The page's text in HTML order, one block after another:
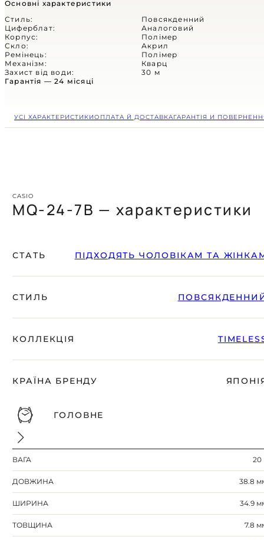
(СКОРО)
ЦИФРОВІ
АНАЛОГОВІ
КОМБІНОВАНІ
CASUAL
автентичної естетики
та канонічного стилю
Стиль, що керує
часом та увагою
Timeless
Ви не знаєете,
Ви завжди у найкращій формі.
характер
годинник розділить їх
БЕЗКОШТОВНА ДОСТАВКА
ВІДПРАВКА В ДЕНЬ ЗАМОВЛЕННЯ
ПОРАДЬТЕСЯ
Основні характеристики
Стиль:
Циферблат:
Корпус:
Скло:
Ремінець:
Механізм:
Захист від води:
Повсякденний
Аналоговий
Полімер
Акрил
Полімер
Кварц
30 м
Гарантія — 24 місяці
УСІ ХАРАКТЕРИСТИКИОПЛАТА Й ДОСТАВКАГАРАНТІЯ И
CASIO
MQ-24-7B — характеристики
СТАТЬ ПІДХОДЯТЬ ЧОЛОВІКАМ ТА
СТИЛЬ
КОЛЛЕКЦІЯ
КРАЇНА БРЕНДУ
ГОЛОВНЕ
ВАГА 20
ДОВЖИНА 38.8
ШИРИНА 34.9
ТОВЩИНА 7.8